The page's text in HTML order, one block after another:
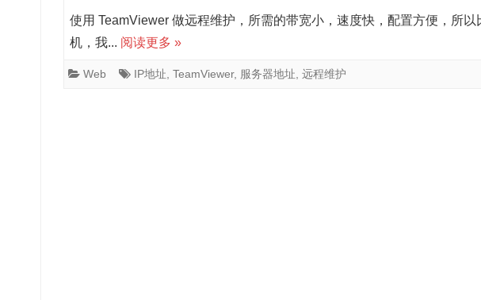
使用 TeamViewer 做远程维护，所需的带宽小，速度快，配置方便，所
机，我... 阅读更多 »
Web IP地址 TeamViewer, 服务器地址 远程维护